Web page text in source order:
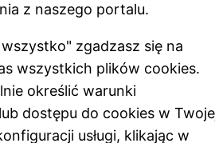
Łodzi
z naszego portalu.
zgadzasz się na
wszystkich plików cookies.
określić warunki
dostępu do cookies w
usługi, klikając w